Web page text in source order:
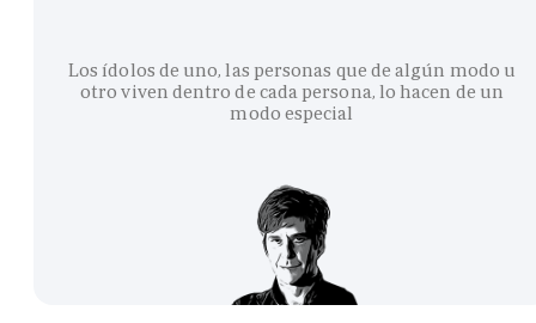
Los ídolos de uno, las personas que de algún modo u
otro viven dentro de cada persona, lo hacen de un
modo especial